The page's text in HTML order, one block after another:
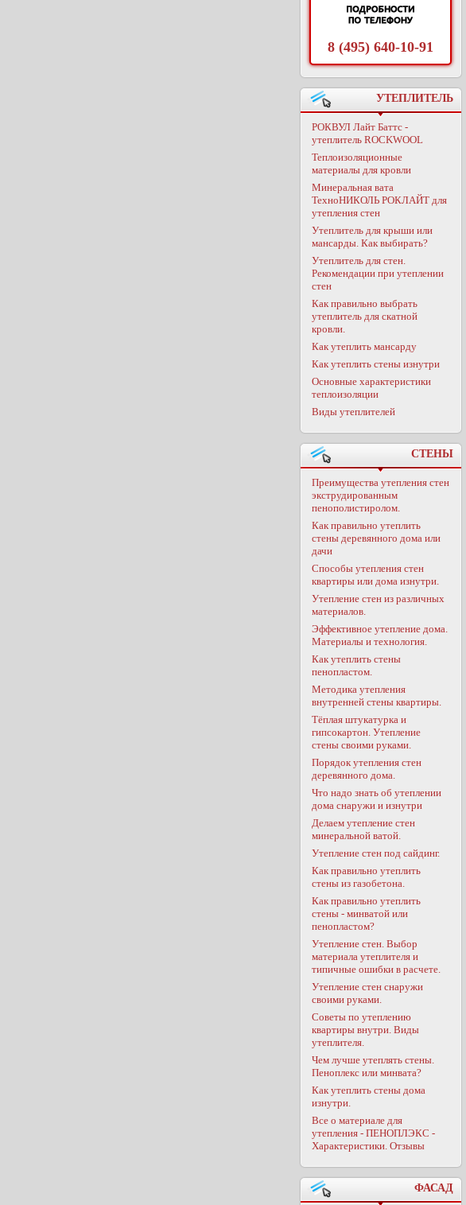
8 (495) 640-10-91
УТЕПЛИТЕЛЬ
РОКВУЛ Лайт Баттс -
утеплитель ROCKWOOL
Теплоизоляционные
материалы для кровли
Минеральная вата
ТехноНИКОЛЬ РОКЛАЙТ для
утепления стен
Утеплитель для крыши или
мансарды. Как выбирать?
Утеплитель для стен.
Рекомендации при утеплении
стен
Как правильно выбрать
утеплитель для скатной
кровли.
Как утеплить мансарду
Как утеплить стены изнутри
Основные характеристики
теплоизоляции
Виды утеплителей
СТЕНЫ
Преимущества утепления стен
экструдированным
пенополистиролом.
Как правильно утеплить
стены деревянного дома или
дачи
Способы утепления стен
квартиры или дома изнутри.
Утепление стен из различных
материалов.
Эффективное утепление дома.
Материалы и технология.
Как утеплить стены
пенопластом.
Методика утепления
внутренней стены квартиры.
Тёплая штукатурка и
гипсокартон. Утепление
стены своими руками.
Порядок утепления стен
деревянного дома.
Что надо знать об утеплении
дома снаружи и изнутри
Делаем утепление стен
минеральной ватой.
Утепление стен под сайдинг.
Как правильно утеплить
стены из газобетона.
Как правильно утеплить
стены - минватой или
пенопластом?
Утепление стен. Выбор
материала утеплителя и
типичные ошибки в расчете.
Утепление стен снаружи
своими руками.
Советы по утеплению
квартиры внутри. Виды
утеплителя.
Чем лучше утеплять стены.
Пеноплекс или минвата?
Как утеплить стены дома
изнутри.
Все о материале для
утепления - ПЕНОПЛЭКС -
Характеристики. Отзывы
ФАСАД